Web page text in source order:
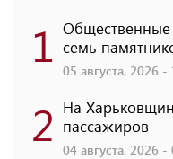
1 Общественные
семь
05 августа, 2026 -
2 На
пассажиров
04 августа, 2026 -